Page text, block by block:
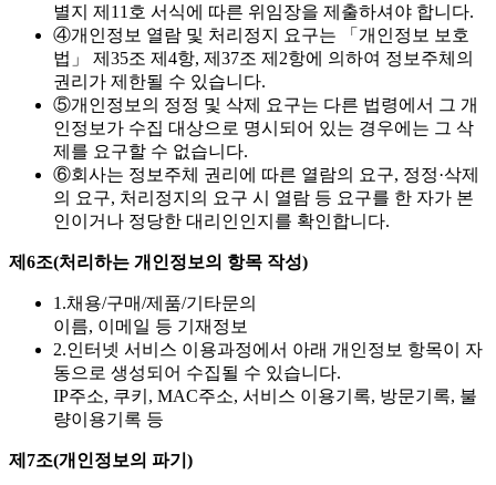
별지 제11호 서식에 따른 위임장을 제출하셔야 합니다.
④개인정보 열람 및 처리정지 요구는 「개인정보 보호
법」 제35조 제4항, 제37조 제2항에 의하여 정보주체의
권리가 제한될 수 있습니다.
⑤개인정보의 정정 및 삭제 요구는 다른 법령에서 그 개
인정보가 수집 대상으로 명시되어 있는 경우에는 그 삭
제를 요구할 수 없습니다.
⑥회사는 정보주체 권리에 따른 열람의 요구, 정정·삭제
의 요구, 처리정지의 요구 시 열람 등 요구를 한 자가 본
인이거나 정당한 대리인인지를 확인합니다.
제6조(처리하는 개인정보의 항목 작성)
1.채용/구매/제품/기타문의
이름, 이메일 등 기재정보
2.인터넷 서비스 이용과정에서 아래 개인정보 항목이 자
동으로 생성되어 수집될 수 있습니다.
IP주소, 쿠키, MAC주소, 서비스 이용기록, 방문기록, 불
량이용기록 등
제7조(개인정보의 파기)